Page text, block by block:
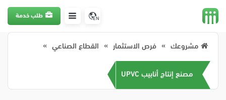
EN طلب خدمة
مشروعك فرص الاستثمار القطاع الصناعي
مصنع إنتاج أنابيب UPVC